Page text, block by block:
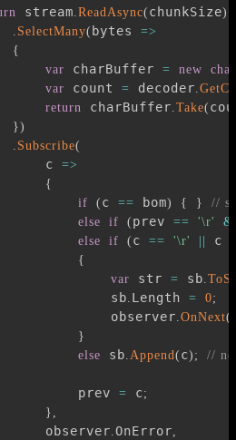
stream.ReadAsync( chunkSize)
. SelectMany( bytes =>
{
var charBuffer = new
char
var count = decoder.
return charBuffer.Take(
})
. Subscribe(
c
=>
{
if
( c == bom) { }
//
else
if ( prev == '\r'
else
if ( c == '\r' c
{
var str = sb.
sb
. Length = 0;
observer
.OnNext(
}
else sb.Append( c) ; //
prev
= c;
} ,
observer
.OnError,